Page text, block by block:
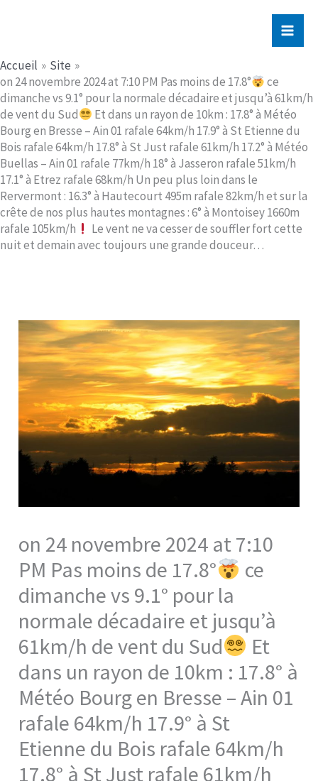
Accueil
Site
on 24 novembre 2024 at 7:10 PM Pas moins de 17.8°
ce
dimanche vs 9.1° pour la normale décadaire et jusqu’à 61km/h
de vent du Sud
Et dans un rayon de 10km : 17.8° à Météo
Bourg en Bresse – Ain 01 rafale 64km/h 17.9° à St Etienne du
Bois rafale 64km/h 17.8° à St Just rafale 61km/h 17.2° à Météo
Buellas – Ain 01 rafale 77km/h 18° à Jasseron rafale 51km/h
17.1° à Etrez rafale 68km/h Un peu plus loin dans le
Rervermont : 16.3° à Hautecourt 495m rafale 82km/h et sur la
crête de nos plus hautes montagnes : 6° à Montoisey 1660m
rafale 105km/h
Le vent ne va cesser de souffler fort cette
nuit et demain avec toujours une grande douceur…
on 24 novembre 2024 at 7:10
PM Pas moins de 17.8°
ce
dimanche vs 9.1° pour la
normale décadaire et jusqu’à
61km/h de vent du Sud
Et
dans un rayon de 10km : 17.8° à
Météo Bourg en Bresse – Ain 01
rafale 64km/h 17.9° à St
Etienne du Bois rafale 64km/h
17.8° à St Just rafale 61km/h